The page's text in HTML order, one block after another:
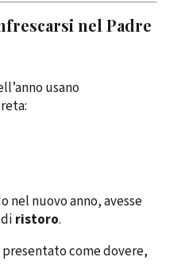
nel Padre
usano
nel nuovo anno, avesse
ristoro.
come dovere,